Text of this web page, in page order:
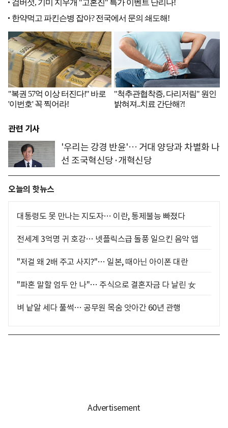
관련 기사
'우리는 강경 반윤'… 거대 양당과 차별화 나
선 조국혁신당·개혁신당
오늘의 핫뉴스
대통령도 못 만나는 지도자… 이란, 통제불능 빠졌다
전세계 3억명 귀 호강… 넷플릭스급 돌풍 일으킨 음악 앱
"저걸 왜 2배 주고 사지?"… 일본, 때아닌 아이폰 대란
"파혼 말할 엄두 안 나"… 주식으로 결혼자금 다 날린 女
벼 낱알 세다 풀썩… 공무원 목숨 앗아간 60년 관행